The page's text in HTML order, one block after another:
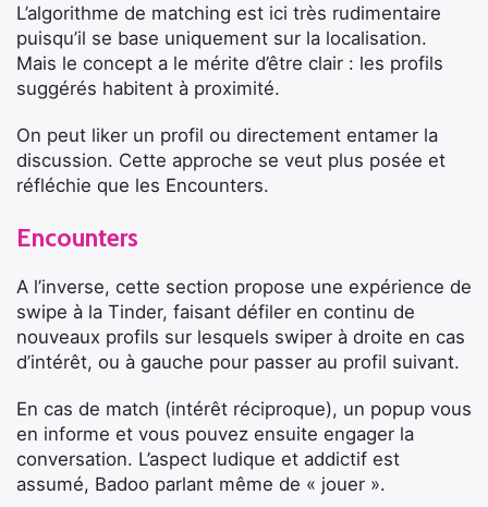
L’algorithme de matching est ici très rudimentaire
puisqu’il se base uniquement sur la localisation.
Mais le concept a le mérite d’être clair : les profils
suggérés habitent à proximité.
On peut liker un profil ou directement entamer la
discussion. Cette approche se veut plus posée et
réfléchie que les Encounters.
Encounters
A l’inverse, cette section propose une expérience de
swipe à la Tinder, faisant défiler en continu de
nouveaux profils sur lesquels swiper à droite en cas
d’intérêt, ou à gauche pour passer au profil suivant.
En cas de match (intérêt réciproque), un popup vous
en informe et vous pouvez ensuite engager la
conversation. L’aspect ludique et addictif est
assumé, Badoo parlant même de « jouer ».